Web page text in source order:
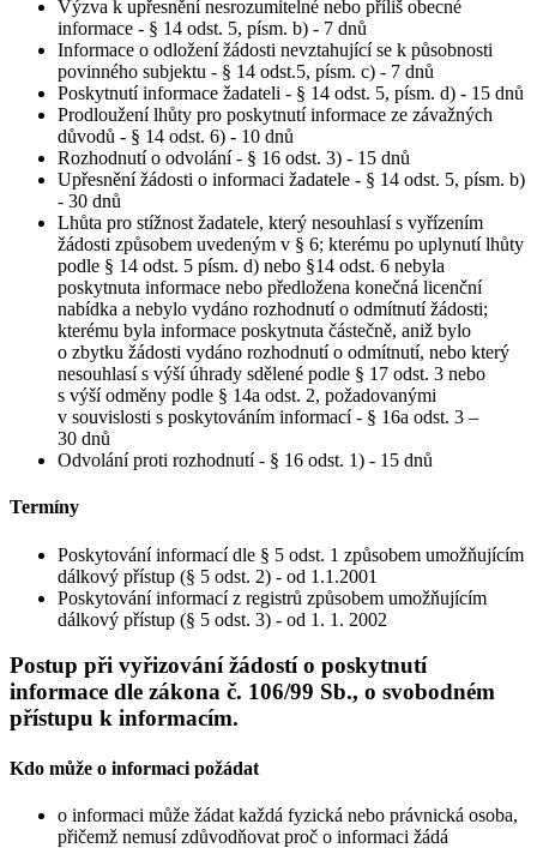
Výzva k upřesnění nesrozumitelné nebo příliš obecné
informace - § 14 odst. 5, písm. b) - 7 dnů
Informace o odložení žádosti nevztahující se k působnosti
povinného subjektu - § 14 odst.5, písm. c) - 7 dnů
Poskytnutí informace žadateli - § 14 odst. 5, písm. d) - 15 dnů
Prodloužení lhůty pro poskytnutí informace ze závažných
důvodů - § 14 odst. 6) - 10 dnů
Rozhodnutí o odvolání - § 16 odst. 3) - 15 dnů
Upřesnění žádosti o informaci žadatele - § 14 odst. 5, písm. b)
- 30 dnů
Lhůta pro stížnost žadatele, který nesouhlasí s vyřízením
žádosti způsobem uvedeným v § 6; kterému po uplynutí lhůty
podle § 14 odst. 5 písm. d) nebo §14 odst. 6 nebyla
poskytnuta informace nebo předložena konečná licenční
nabídka a nebylo vydáno rozhodnutí o odmítnutí žádosti;
kterému byla informace poskytnuta částečně, aniž bylo
o zbytku žádosti vydáno rozhodnutí o odmítnutí, nebo který
nesouhlasí s výší úhrady sdělené podle § 17 odst. 3 nebo
s výší odměny podle § 14a odst. 2, požadovanými
v souvislosti s poskytováním informací - § 16a odst. 3 –
30 dnů
Odvolání proti rozhodnutí - § 16 odst. 1) - 15 dnů
Termíny
Poskytování informací dle § 5 odst. 1 způsobem umožňujícím
dálkový přístup (§ 5 odst. 2) - od 1.1.2001
Poskytování informací z registrů způsobem umožňujícím
dálkový přístup (§ 5 odst. 3) - od 1. 1. 2002
Postup při vyřizování žádostí o poskytnutí
informace dle zákona č. 106/99 Sb., o svobodném
přístupu k informacím.
Kdo může o informaci požádat
o informaci může žádat každá fyzická nebo právnická osoba,
přičemž nemusí zdůvodňovat proč o informaci žádá